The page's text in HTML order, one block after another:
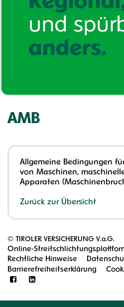
Meine TIROLER
Karriere
AMB
Allgemeine Bedingungen
von Maschinen,
Apparaten
Zurück zur Übersicht
© TIROLER VERSICHERUNG V.a.G.
Online-
Rechtliche Hinweise
Barrierefreiheitserklärung